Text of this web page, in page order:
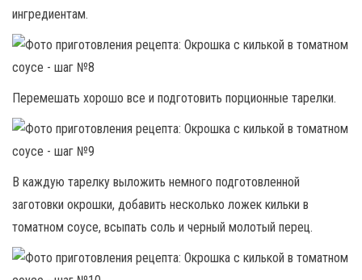
ингредиентам.
Перемешать хорошо все и подготовить порционные тарелки.
В каждую тарелку выложить немного подготовленной
заготовки окрошки, добавить несколько ложек кильки в
томатном соусе, всыпать соль и черный молотый перец.